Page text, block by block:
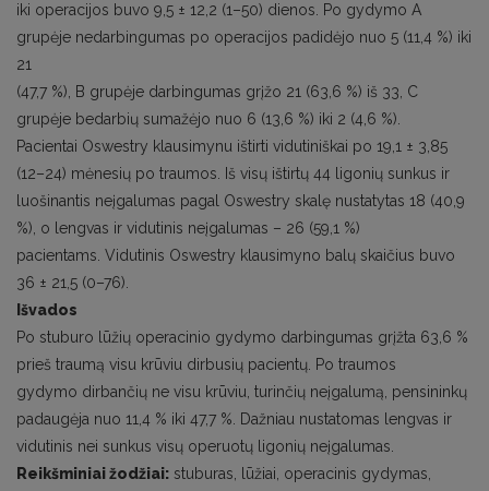
iki operacijos buvo 9,5 ± 12,2 (1–50) dienos. Po gydymo A
grupėje nedarbingumas po operacijos padidėjo nuo 5 (11,4 %) iki
21
(47,7 %), B grupėje darbingumas grįžo 21 (63,6 %) iš 33, C
grupėje bedarbių sumažėjo nuo 6 (13,6 %) iki 2 (4,6 %).
Pacientai Oswestry klausimynu ištirti vidutiniškai po 19,1 ± 3,85
(12–24) mėnesių po traumos. Iš visų ištirtų 44 ligonių sunkus ir
luošinantis neįgalumas pagal Oswestry skalę nustatytas 18 (40,9
%), o lengvas ir vidutinis neįgalumas – 26 (59,1 %)
pacientams. Vidutinis Oswestry klausimyno balų skaičius buvo
36 ± 21,5 (0–76).
Išvados
Po stuburo lūžių operacinio gydymo darbingumas grįžta 63,6 %
prieš traumą visu krūviu dirbusių pacientų. Po traumos
gydymo dirbančių ne visu krūviu, turinčių neįgalumą, pensininkų
padaugėja nuo 11,4 % iki 47,7 %. Dažniau nustatomas lengvas ir
vidutinis nei sunkus visų operuotų ligonių neįgalumas.
Reikšminiai žodžiai: stuburas, lūžiai, operacinis gydymas,